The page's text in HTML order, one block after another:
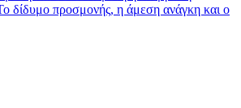
δίδυμο προσμονής, η άμεση ανάγκη και ο